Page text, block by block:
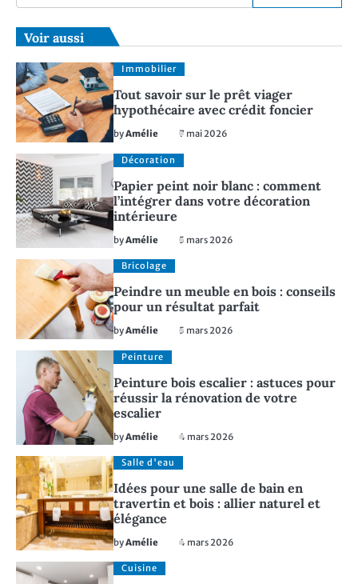
Voir aussi
Immobilier
Tout savoir sur le prêt viager
hypothécaire avec crédit foncier
byAmélie 7 mai 2026
Décoration
Papier peint noir blanc : comment
l’intégrer dans votre décoration
intérieure
byAmélie 5 mars 2026
Bricolage
Peindre un meuble en bois : conseils
pour un résultat parfait
byAmélie 5 mars 2026
Peinture
Peinture bois escalier : astuces pour
réussir la rénovation de votre
escalier
byAmélie 4 mars 2026
Salle d'eau
Idées pour une salle de bain en
travertin et bois : allier naturel et
élégance
byAmélie 4 mars 2026
Cuisine